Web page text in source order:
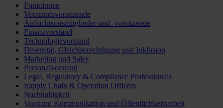
Funktionen
Vorstandsvorsitzende
Aufsichtsratsmitglieder und -vorsitzende
Finanzvorstand
Technologievorstand
Diversität, Gleichberechtigung und Inklusion
Marketing und Sales
Personalvorstand
Legal, Regulatory & Compliance Professionals
Supply Chain & Operation Officers
Nachhaltigkeit
Vorstand Kommunikation und Öffentlichkeitsarbeit